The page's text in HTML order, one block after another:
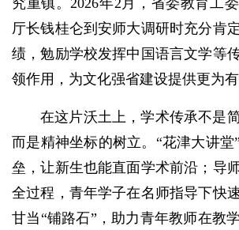
厅长钱桂仑到安师大调研时充分肯
绩，勉励学校发挥中国语言文学等
领作用，为文化强省建设提供更为有
在这片沃土上，学术传承不是
而是精神坐标的树立。“花津大讲堂
垒，让新生也能直面学术前沿；导
全过程，青年学子在名师指导下快
甘当“铺路石”，助力青年教师在教